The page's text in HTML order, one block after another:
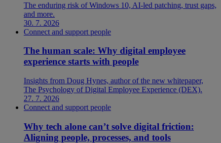
The enduring risk of Windows 10, AI-led patching, trust gaps,
and more.
30. 7. 2026
Connect and support people
The human scale: Why digital employee
experience starts with people
Insights from Doug Hynes, author of the new whitepaper,
The Psychology of Digital Employee Experience (DEX).
27. 7. 2026
Connect and support people
Why tech alone can’t solve digital friction:
Aligning people, processes, and tools